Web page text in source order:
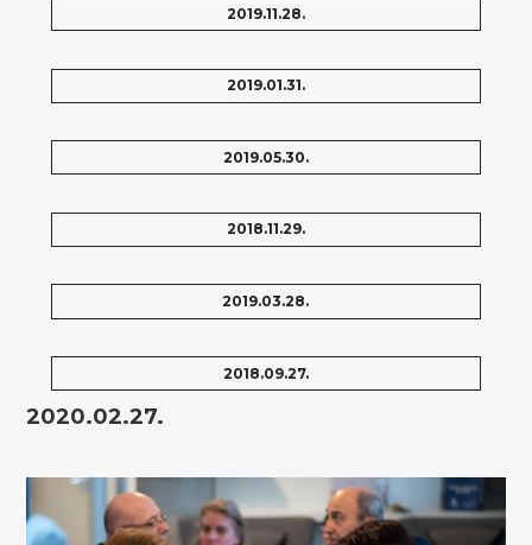
2019.11.28.
2019.01.31.
2019.05.30.
2018.11.29.
2019.03.28.
2018.09.27.
2020.02.27.